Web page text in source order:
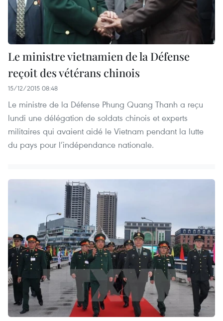
Le ministre vietnamien de la Défense
reçoit des vétérans chinois
15/12/2015 08:48
Le ministre de la Défense Phung Quang Thanh a reçu
lundi une délégation de soldats chinois et experts
militaires qui avaient aidé le Vietnam pendant la lutte
du pays pour l’indépendance nationale.